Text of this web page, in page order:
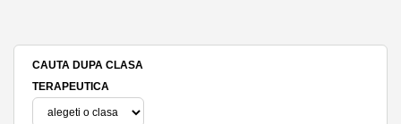
CAUTA DUPA CLASA
TERAPEUTICA